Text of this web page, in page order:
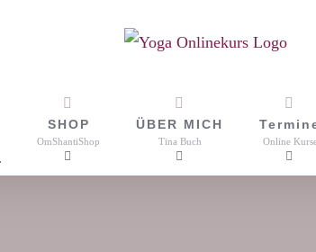
SHOP
OmShantiShop
ÜBER MICH
Tina Buch Online